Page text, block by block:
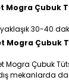
Mogra Çubuk
30-40
Mogra Çubuk
Mogra Çubuk
mekanlarda